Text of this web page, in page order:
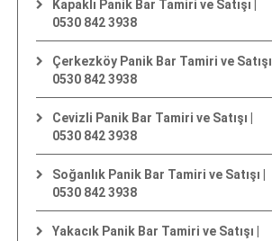
Kapaklı Panik Bar Tamiri ve Satışı |
0530 842 3938
Çerkezköy Panik Bar Tamiri ve Satışı |
0530 842 3938
Cevizli Panik Bar Tamiri ve Satışı |
0530 842 3938
Soğanlık Panik Bar Tamiri ve Satışı |
0530 842 3938
Yakacık Panik Bar Tamiri ve Satışı |